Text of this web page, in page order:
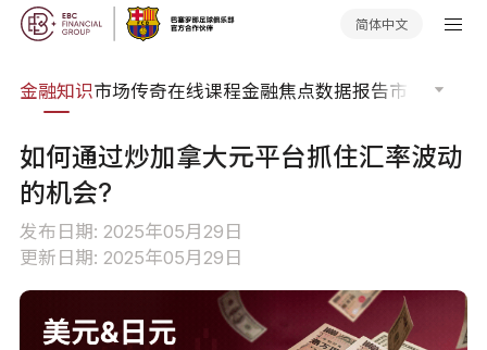
简体中文
金融知识市场传奇在线课程金融焦点数据报告市场分析
如何通过炒加拿大元平台抓住汇率波动
的机会?
发布日期: 2025年05月29日
更新日期: 2025年05月29日